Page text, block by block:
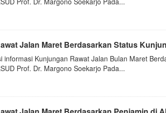
Jalan Maret Berdasarkan Status
informasi Kunjungan Rawat Jalan Bulan Maret
Prof. Dr. Margono Soekarjo Pada...